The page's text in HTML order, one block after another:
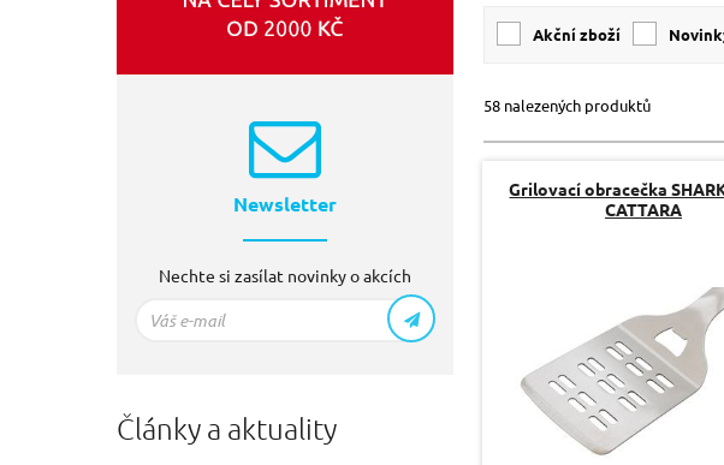
Newsletter
Nechte si zasílat novinky o akcích
Články a aktuality
Akční zboží
58 nalezených produktů
Grilovací obracečka
CATTARA